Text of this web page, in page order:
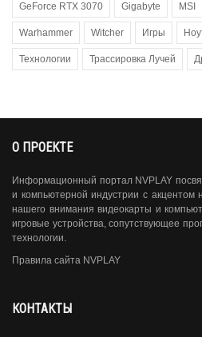
GeForce RTX 3070 Gigabyte MSI
Warhammer Witcher Игры
Технологии Трассировка Лучей
О ПРОЕКТЕ
Информационный портал NVPLAY
и компьютерной индустрии с акцентом
нашего внимания видеокарты и
игровые устройства, сопутствующее
технологии.
Правила сайта NVPLAY
КОНТАКТЫ